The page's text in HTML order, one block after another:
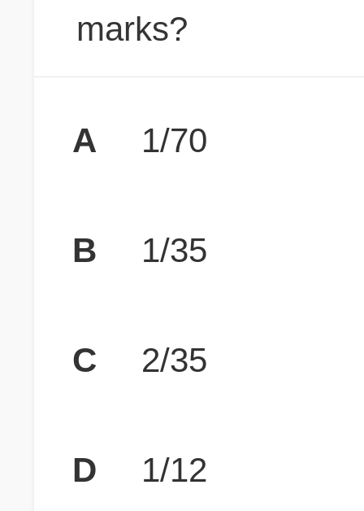
marks?
A 1/70
B 1/35
C 2/35
D 1/12